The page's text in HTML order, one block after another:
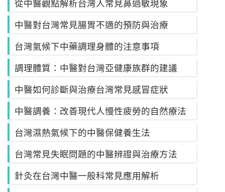
從中醫觀點解析台灣人常見鼻過敏現象
中醫對台灣常見腸胃不適的預防與治療
台灣氣候下中藥調理身體的注意事項
調理體質：中醫對台灣亞健康族群的建議
中醫如何診斷與治療台灣常見感冒症狀
中醫調養：改善現代人慢性疲勞的自然療法
台灣濕熱氣候下的中醫保健養生法
台灣常見失眠問題的中醫辨證與治療方法
針灸在台灣中醫一般科常見應用解析